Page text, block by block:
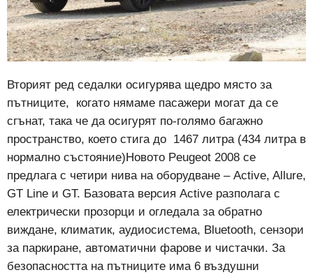
Вторият ред седалки осигурява щедро място за
пътниците, когато нямаме пасажери могат да се
сгънат, така че да осигурят по-голямо багажно
пространство, което стига до 1467 литра (434 литра в
нормално състояние)Новото Peugeot 2008 се
предлага с четири нива на оборудване – Active, Allure,
GT Line и GT. Базовата версия Active разполага с
електрически прозорци и огледала за обратно
виждане, климатик, аудиосистема, Bluetooth, сензори
за паркиране, автоматични фарове и чистачки. За
безопасността на пътниците има 6 въздушни